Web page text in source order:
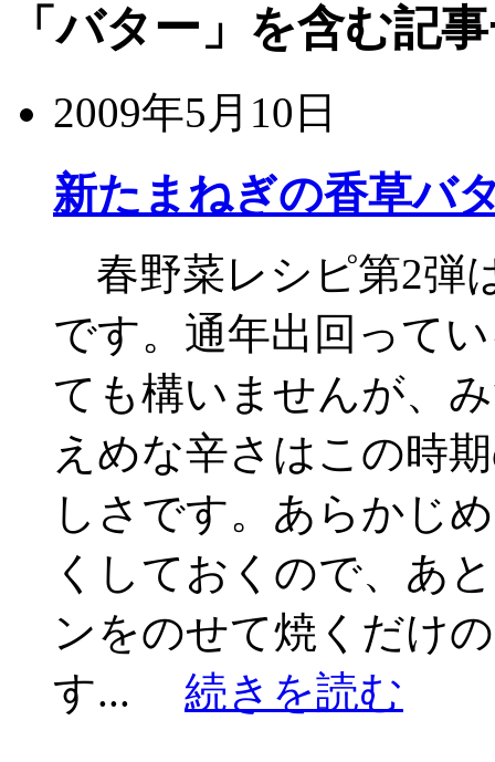
「バター」を含む記
2009年5月10日
新たまねぎの香草バ
春野菜レシピ第2弾
です。通年出回って
ても構いませんが、
えめな辛さはこの時
しさです。あらかじ
くしておくので、あ
ンをのせて焼くだけ
す... 続きを読む